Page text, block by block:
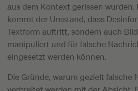
aus dem Kontext gerissen wurden.
kommt der Umstand, dass
Textform auftritt, sondern auch
manipuliert und für falsche
eingesetzt werden können.
Die Gründe, warum gezielt falsche